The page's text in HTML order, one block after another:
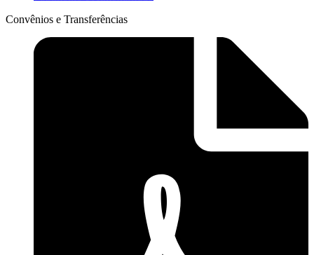
Convênios e Transferências